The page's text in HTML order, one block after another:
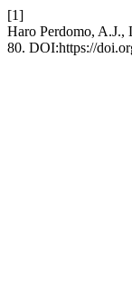
[1]
Haro Perdomo, A.J.,
80. DOI:https://